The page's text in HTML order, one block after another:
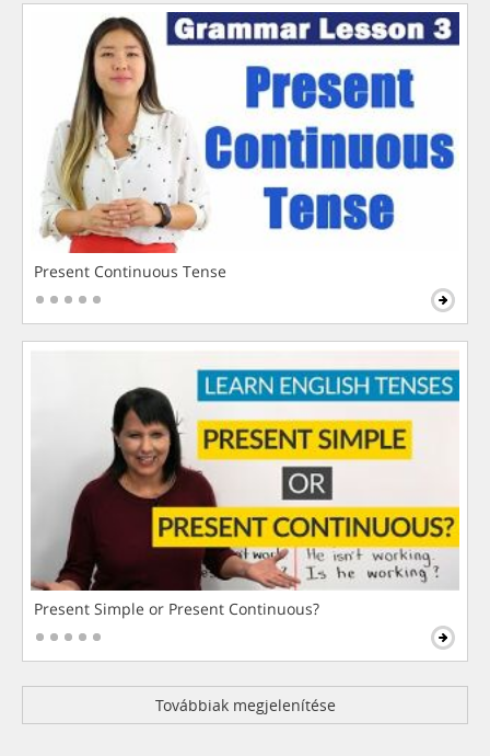
Present Continuous Tense
Present Simple or Present Continuous?
Továbbiak megjelenítése